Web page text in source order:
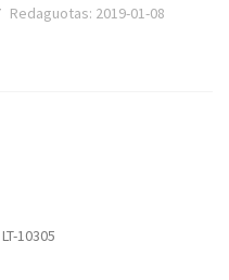
Redaguotas: 2019-01-08
10305